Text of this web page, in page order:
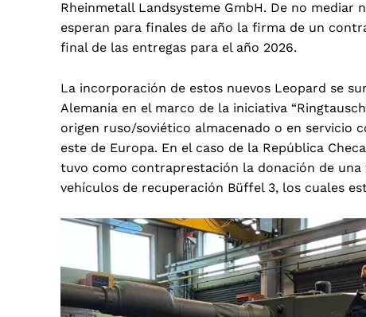
Rheinmetall Landsysteme GmbH. De no mediar
esperan para finales de año la firma de un
final de las entregas para el año 2026.
La incorporación de estos nuevos Leopard se
Alemania en el marco de la iniciativa
origen ruso/soviético almacenado o en servicio
este de Europa. En el caso de la República
tuvo como contraprestación la donación de
vehículos de recuperación Büffel 3, los cuales